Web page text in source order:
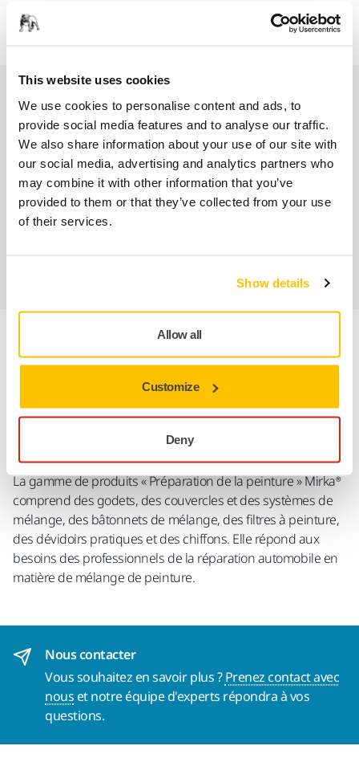
This website uses cookies
We use cookies to personalise content and ads, to
provide social media features and to analyse our traffic.
We also share information about your use of our site with
our social media, advertising and analytics partners who
may combine it with other information that you’ve
provided to them or that they’ve collected from your use
of their services.
Show details
Allow all
Customize
Deny
SAV Mirka exclusif
Service client Mirka
Garantie 2 ans + 1 an offert pour les outils
Informations produit
Détails techniques
Téléchargements
La gamme de produits « Préparation de la peinture » Mirka®
comprend des godets, des couvercles et des systèmes de
mélange, des bâtonnets de mélange, des filtres à peinture,
des dévidoirs pratiques et des chiffons. Elle répond aux
besoins des professionnels de la réparation automobile en
matière de mélange de peinture.
Nous contacter
Vous souhaitez en savoir plus ?Prenez contact avec
nous et notre équipe d'experts répondra à vos
questions.